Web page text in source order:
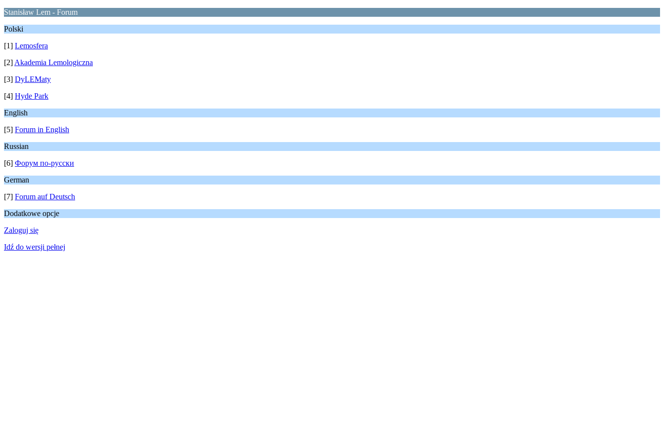
Stanisław Lem - Forum
Polski
[1] Lemosfera
[2] Akademia Lemologiczna
[3] DyLEMaty
[4] Hyde Park
English
[5] Forum in English
Russian
[6] Форум по-русски
German
[7] Forum auf Deutsch
Dodatkowe opcje
Zaloguj się
Idź do wersji pełnej